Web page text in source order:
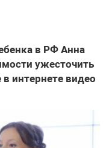
в РФ Анна
ужесточить
в интернете видео